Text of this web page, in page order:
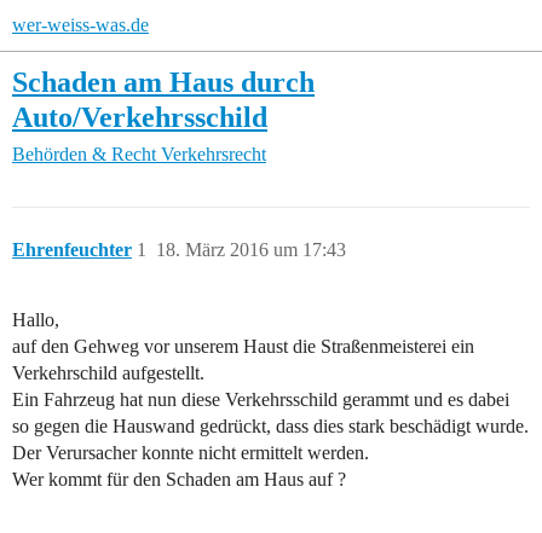
wer-weiss-was.de
Schaden am Haus durch
Auto/Verkehrsschild
Behörden & Recht Verkehrsrecht
Ehrenfeuchter 18. März 2016 um 17:43
1
Hallo,
auf den Gehweg vor unserem Haust die Straßenmeisterei ein
Verkehrschild aufgestellt.
Ein Fahrzeug hat nun diese Verkehrsschild gerammt und es dabei
so gegen die Hauswand gedrückt, dass dies stark beschädigt wurde.
Der Verursacher konnte nicht ermittelt werden.
Wer kommt für den Schaden am Haus auf ?